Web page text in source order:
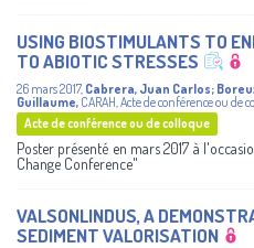
USING BIOSTIMULANTS TO
TO ABIOTIC STRESSES
26 mars 2017, Cabrera, Juan Carlos;
Guillaume, CARAH Acte de conférence ou de
Acte de conférence ou de colloque
Poster présenté en mars 2017 à
Change Conference"
VALSONLINDUS, A
SEDIMENT VALORISATION